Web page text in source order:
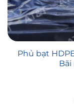
Phủ bạt
Bãi